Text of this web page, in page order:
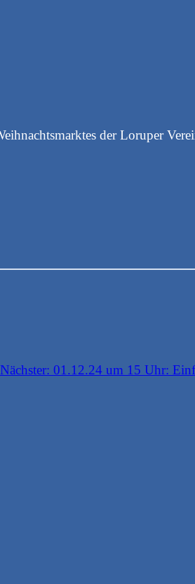
der Loruper
Nächster: 01.12.24 um 15 Uhr: